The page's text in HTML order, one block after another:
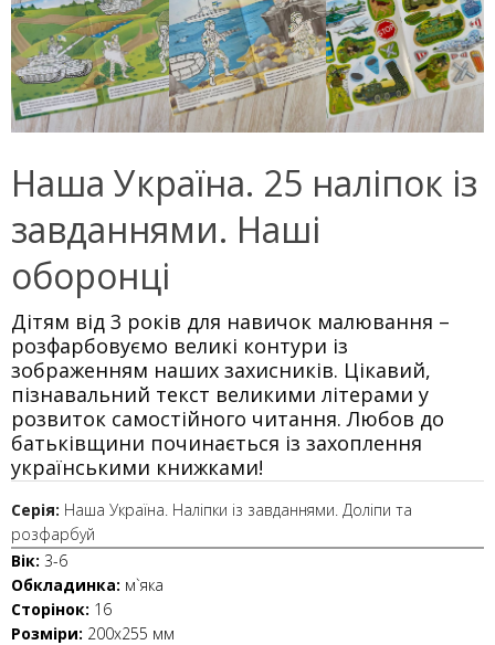
Наша Україна. 25 наліпок із
завданнями. Наші
оборонці
Дітям від 3 років для навичок малювання –
розфарбовуємо великі контури із
зображенням наших захисників. Цікавий,
пізнавальний текст великими літерами у
розвиток самостійного читання. Любов до
батьківщини починається із захоплення
українськими книжками!
Серія: Наша Україна. Наліпки із завданнями. Доліпи та
розфарбуй
Вік: 3-6
Обкладинка: м`яка
Сторінок: 16
Розміри: 200х255 мм